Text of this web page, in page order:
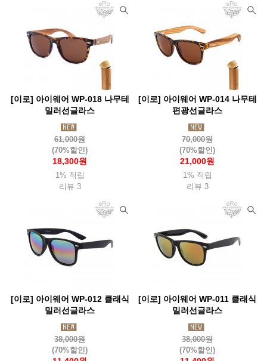
[이로] 아이웨어 WP-018 나무테
밀러선글라스
61,000원
(70%할인)
18,300원
1% 적립
리뷰 3
[이로] 아이웨어 WP-014 나무테
편광선글라스
70,000원
(70%할인)
21,000원
1% 적립
리뷰 3
[이로] 아이웨어 WP-012 클래식
밀러선글라스
38,000원
(70%할인)
[이로] 아이웨어 WP-011 클래식
밀러선글라스
38,000원
(70%할인)